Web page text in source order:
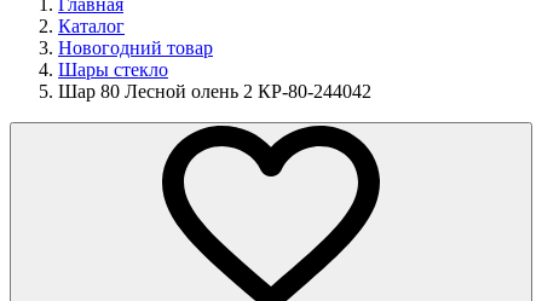
Каталог
Новогодний товар
Шары стекло
Шар 80 Лесной олень 2 КР-80-244042